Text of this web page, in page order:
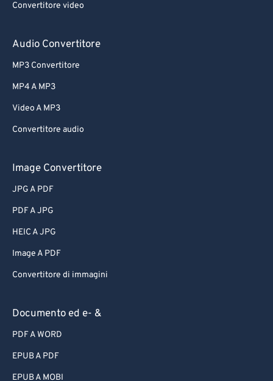
Convertitore video
Audio Convertitore
MP3 Convertitore
MP4 A MP3
Video A MP3
Convertitore audio
Image Convertitore
JPG A PDF
PDF A JPG
HEIC A JPG
Image A PDF
Convertitore di immagini
Documento ed e- &
PDF A WORD
EPUB A PDF
EPUB A MOBI